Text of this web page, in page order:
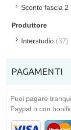
Sconto fascia 2
Produttore
Interstudio (37)
PAGAMENTI
Puoi pagare
Paypal o con